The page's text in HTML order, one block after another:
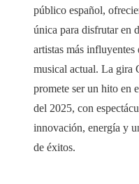
público español,
única para disfrutar en
artistas más influyentes
musical actual. La gira
promete ser un hito en
del 2025, con
innovación, energía y
de éxitos.